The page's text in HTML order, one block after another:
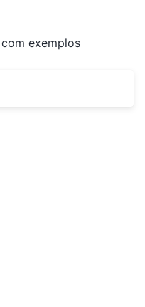
exemplos